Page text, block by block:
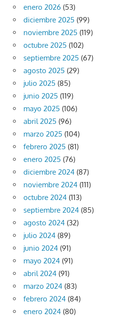
enero 2026 (53)
diciembre 2025 (99)
noviembre 2025 (119)
octubre 2025 (102)
septiembre 2025 (67)
agosto 2025 (29)
julio 2025 (85)
junio 2025 (119)
mayo 2025 (106)
abril 2025 (96)
marzo 2025 (104)
febrero 2025 (81)
enero 2025 (76)
diciembre 2024 (87)
noviembre 2024 (111)
octubre 2024 (113)
septiembre 2024 (85)
agosto 2024 (32)
julio 2024 (89)
junio 2024 (91)
mayo 2024 (91)
abril 2024 (91)
marzo 2024 (83)
febrero 2024 (84)
enero 2024 (80)